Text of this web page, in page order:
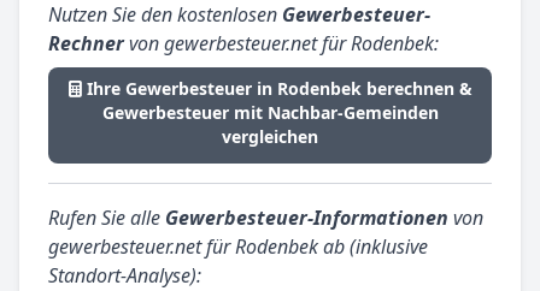
Nutzen Sie den kostenlosen Gewerbesteuer-
Rechnervon gewerbesteuer.net für Rodenbek:
Ihre Gewerbesteuer in Rodenbek berechnen &
Gewerbesteuer mit Nachbar-Gemeinden
vergleichen
Rufen Sie alle Gewerbesteuer-Informationen von
gewerbesteuer.net für Rodenbek ab (inklusive
Standort-Analyse):